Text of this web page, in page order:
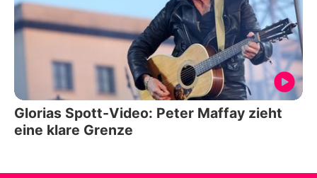
Glorias Spott-Video: Peter Maffay zieht
eine klare Grenze